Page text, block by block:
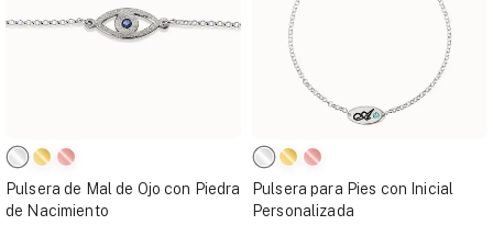
Pulsera de Mal de Ojo con Piedra
de Nacimiento
Pulsera para Pies con Inicial
Personalizada